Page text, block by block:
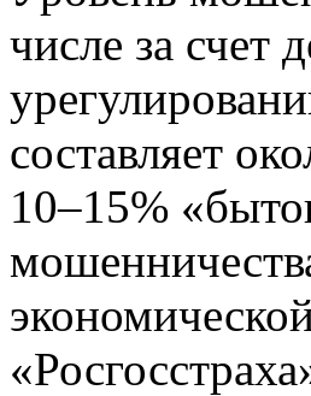
числе за счет
составляет
10–15%